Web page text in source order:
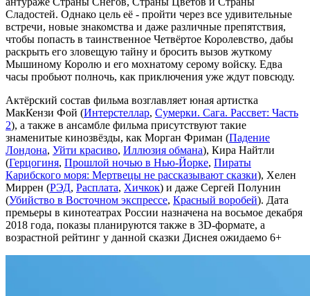
Сладостей. Однако цель её - пройти через все удивительные
встречи, новые знакомства и даже различные препятствия,
чтобы попасть в таинственное Четвёртое Королевство, дабы
раскрыть его зловещую тайну и бросить вызов жуткому
Мышиному Королю и его мохнатому серому войску. Едва
часы пробьют полночь, как приключения уже ждут повсюду.
Актёрский состав фильма возглавляет юная артистка
МакКензи Фой (Интерстеллар, Сумерки. Сага. Рассвет: Часть
2), а также в ансамбле фильма присутствуют такие
знаменитые кинозвёзды, как Морган Фриман (Падение
Лондона, Уйти красиво, Иллюзия обмана), Кира Найтли
(Герцогиня, Прошлой ночью в Нью-Йорке, Пираты
Карибского моря: Мертвецы не рассказывают сказки), Хелен
Миррен (РЭД, Расплата, Хичкок) и даже Сергей Полунин
(Убийство в Восточном экспрессе, Красный воробей). Дата
премьеры в кинотеатрах России назначена на восьмое декабря
2018 года, показы планируются также в 3D-формате, а
возрастной рейтинг у данной сказки Диснея ожидаемо 6+